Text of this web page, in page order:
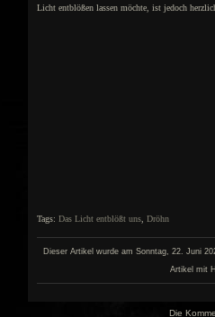
Licht entblößen lassen möchte, ist jedoch
Tags: Das Licht entblößt uns Dröhn
Dieser Artikel wurde am Sonntag, 22. Juni
Artikel mit
Die